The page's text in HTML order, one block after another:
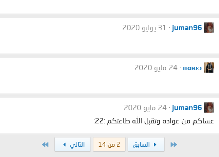
juman96 31 يوليو 2020
пαнεɔ 24 مايو 2020
juman96
24 مايو 2020
عساكم من عواده وتقبل الله طاعتكم :22:
السابق 2 من 14 التالي